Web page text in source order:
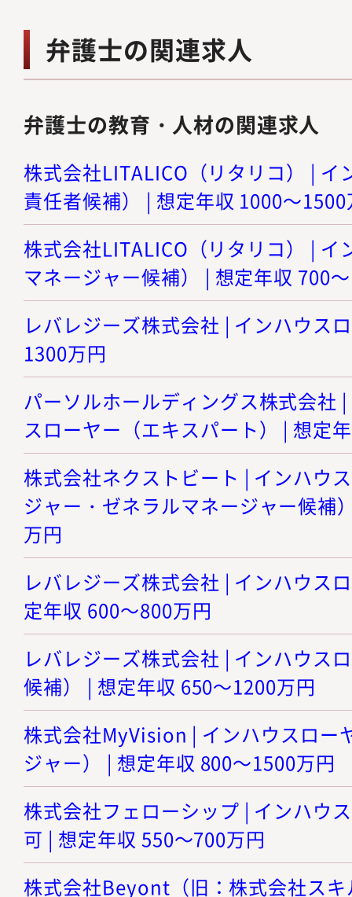
弁護士の関連求人
弁護士の教育・人材の関連求人
株式会社LITALICO（リタリコ） | イ
責任者候補） | 想定年収 1000～
株式会社LITALICO（リタリコ） | イ
マネージャー候補） | 想定年収 700
レバレジーズ株式会社 | インハウス
1300万円
パーソルホールディングス株式会社
スローヤー（エキスパート） | 想定
株式会社ネクストビート | インハウ
ジャー・ゼネラルマネージャー候補
万円
レバレジーズ株式会社 | インハウス
定年収 600～800万円
レバレジーズ株式会社 | インハウス
候補） | 想定年収 650～1200万円
株式会社MyVision | インハウスロー
ジャー） | 想定年収 800～1500万円
株式会社フェローシップ | インハウ
可 | 想定年収 550～700万円
株式会社Beyont（旧：株式会社ス